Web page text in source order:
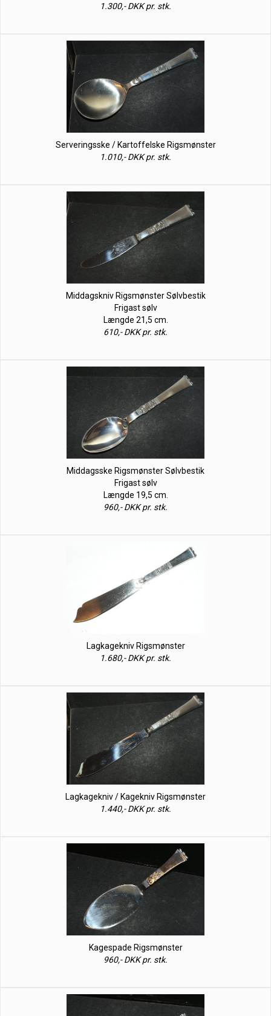
1.300,- DKK pr. stk.
Serveringsske / Kartoffelske Rigsmønster
1.010,- DKK pr. stk.
Middagskniv Rigsmønster Sølvbestik
Frigast sølv
Længde 21,5 cm.
610,- DKK pr. stk.
Middagsske Rigsmønster Sølvbestik
Frigast sølv
Længde 19,5 cm.
960,- DKK pr. stk.
Lagkagekniv Rigsmønster
1.680,- DKK pr. stk.
Lagkagekniv / Kagekniv Rigsmønster
1.440,- DKK pr. stk.
Kagespade Rigsmønster
960,- DKK pr. stk.